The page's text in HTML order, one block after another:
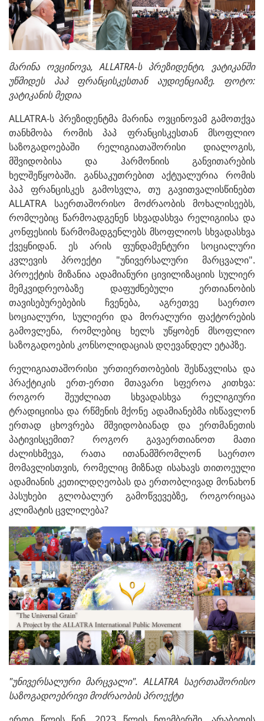
მარინა ოვცინოვა, ALLATRA-ს პრეზიდენტი, ვატიკანში
უწმიდეს პაპ ფრანცისკესთან აუდიენციაზე. ფოტო:
ვატიკანის მედია
ALLATRA-ს პრეზიდენტმა მარინა ოვცინოვამ გამოთქვა
თანხმობა რომის პაპ ფრანცისკესთან მსოფლიო
საზოგადოებაში რელიგიათაშორისი დიალოგის,
მშვიდობისა და ჰარმონიის განვითარების
ხელშეწყობაში. განსაკუთრებით აქტუალურია რომის
პაპ ფრანცისკეს გამოსვლა, თუ გავითვალისწინებთ
ALLATRA საერთაშორისო მოძრაობის მოხალისეებს,
რომლებიც წარმოადგენენ სხვადასხვა რელიგიისა და
კონფესიის წარმომადგენლებს მსოფლიოს სხვადასხვა
ქვეყნიდან. ეს არის ფუნდამენტური სოციალური
კვლევის პროექტი "უნივერსალური მარცვალი".
პროექტის მიზანია ადამიანური ცივილიზაციის სულიერ
მემკვიდრეობაზე დაფუძნებული ერთიანობის
თავისებურებების ჩვენება, აგრეთვე საერთო
სოციალური, სულიერი და მორალური ფაქტორების
გამოვლენა, რომლებიც ხელს უწყობენ მსოფლიო
საზოგადოების კონსოლიდაციას დღევანდელ ეტაპზე.
რელიგიათაშორისი ურთიერთობების შესწავლისა და
პრაქტიკის ერთ-ერთი მთავარი სფეროა კითხვა:
როგორ შეუძლიათ სხვადასხვა რელიგიური
ტრადიციისა და რწმენის მქონე ადამიანებმა ისწავლონ
ერთად ცხოვრება მშვიდობიანად და ერთმანეთის
პატივისცემით? როგორ გავაერთიანოთ მათი
ძალისხმევა, რათა ითანამშრომლონ საერთო
მომავლისთვის, რომელიც მიზნად ისახავს თითოეული
ადამიანის კეთილდღეობას და ერთობლივად მონახონ
პასუხები გლობალურ გამოწვევებზე, როგორიცაა
კლიმატის ცვლილება?
"უნივერსალური მარცვალი". ALLATRA საერთაშორისო
საზოგადოებრივი მოძრაობის პროექტი